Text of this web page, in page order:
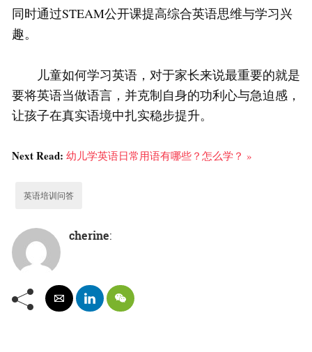
同时通过STEAM公开课提高综合英语思维与学习兴
趣。
儿童如何学习英语，对于家长来说最重要的就是
要将英语当做语言，并克制自身的功利心与急迫感，
让孩子在真实语境中扎实稳步提升。
Next Read: 幼儿学英语日常用语有哪些？怎么学？ »
英语培训问答
cherine: